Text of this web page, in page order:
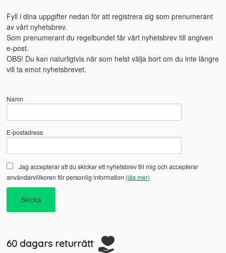
Fyll i dina uppgifter nedan för att registrera sig som prenumerant
av vårt nyhetsbrev.
Som prenumerant du regelbundet får vårt nyhetsbrev till angiven
e-post.
OBS! Du kan naturligtvis när som helst välja bort om du inte längre
vill ta emot nyhetsbrevet.
Namn
E-postadress
Jag accepterar att du skickar ett nyhetsbrev till mig och accepterar
användarvillkoren för personlig information (läs mer)
60 dagars returrätt